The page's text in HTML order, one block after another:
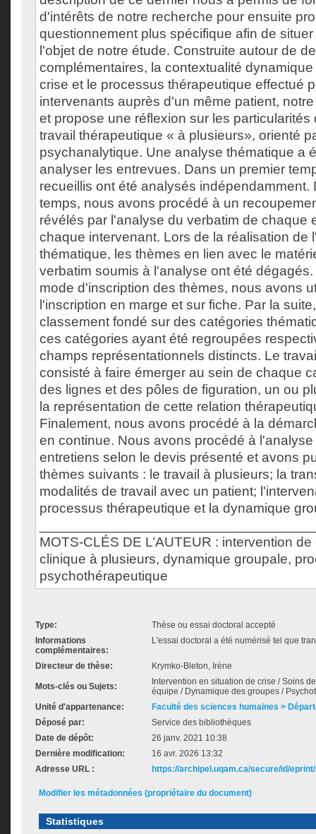
d'intérêts de notre recherche pour ensuite
questionnement plus spécifique afin de
l'objet de notre étude. Construite autour de
complémentaires, la contextualité
crise et le processus thérapeutique effectué
intervenants auprès d'un même patient,
et propose une réflexion sur les particularités
travail thérapeutique « à plusieurs», orienté
psychanalytique. Une analyse thématique a
analyser les entrevues. Dans un premier
recueillis ont été analysés indépendamment.
temps, nous avons procédé à un
révélés par l'analyse du verbatim de chaque
chaque intervenant. Lors de la réalisation de
thématique, les thèmes en lien avec le
verbatim soumis à l'analyse ont été
mode d'inscription des thèmes, nous avons
l'inscription en marge et sur fiche. Par la
classement fondé sur des catégories
ces catégories ayant été regroupées
champs représentationnels distincts. Le
consisté à faire émerger au sein de chaque
des lignes et des pôles de figuration, un ou
la représentation de cette relation
Finalement, nous avons procédé à la
en continue. Nous avons procédé à
entretiens selon le devis présenté et avons
thèmes suivants : le travail à plusieurs; la
modalités de travail avec un patient;
processus thérapeutique et la dynamique
MOTS-CLÉS DE L’AUTEUR : intervention
clinique à plusieurs, dynamique groupale,
psychothérapeutique
Type:
Thèse ou essai doctoral accepté
Informations
complémentaires:
L'essai doctoral a été numérisé tel que
Directeur de thèse: Krymko-Bleton, Irène
Mots-clés ou Sujets:
Intervention en situation de crise / Soins
équipe / Dynamique des groupes /
Unité d'appartenance:
Faculté des sciences humaines >
Déposé par:
Service des bibliothèques
Date de dépôt:
26 janv. 2021 10:38
Dernière modification:
16 avr. 2026 13:32
Adresse URL :
https://archipel.uqam.ca/secure/id/
Modifier les métadonnées (propriétaire du document)
Statistiques